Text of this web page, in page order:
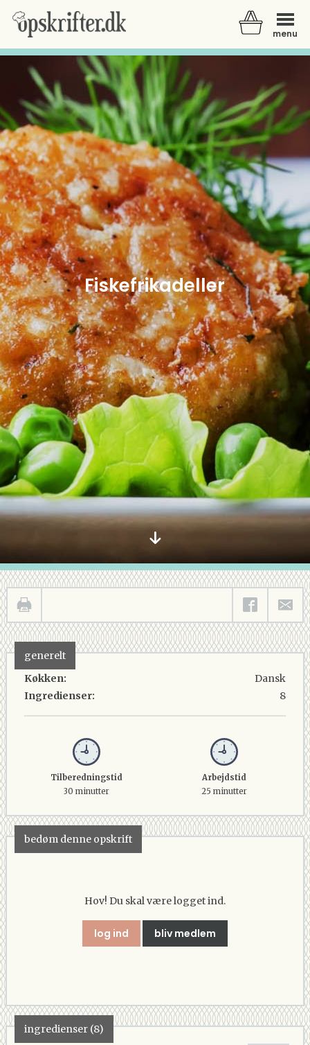
menu
Der er ingen varer i din kurv.
Fiskefrikadeller
generelt
Køkken:
Ingredienser:
Dansk
8
Tilberedningstid
30 minutter
Arbejdstid
25 minutter
bedøm denne opskrift
Hov! Du skal være logget ind.
log ind bliv medlem
ingredienser (8)